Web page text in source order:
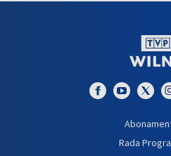
Rada